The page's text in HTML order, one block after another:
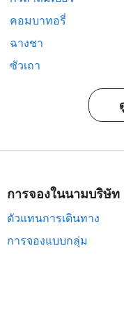
คอมบาทอรี่
ฉางชา
ซัวเถา
การจองในนามบริษัท
ตัวแทนการเดินทาง
การจองแบบกลุ่ม